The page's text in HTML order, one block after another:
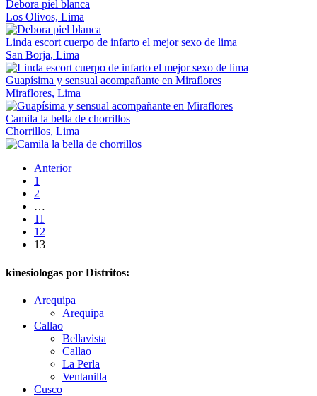
Debora piel blanca
Los Olivos, Lima
Linda escort cuerpo de infarto el mejor sexo de lima
San Borja, Lima
Guapísima y sensual acompañante en Miraflores
Miraflores, Lima
Camila la bella de chorrillos
Chorrillos, Lima
Anterior
1
2
…
11
12
13
kinesiologas por Distritos:
Arequipa
Arequipa
Callao
Bellavista
Callao
La Perla
Ventanilla
Cusco